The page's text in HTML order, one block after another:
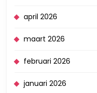
april 2026
maart 2026
februari 2026
januari 2026